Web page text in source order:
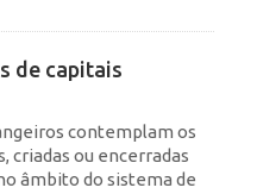
de capitais
contemplam os
criadas ou encerradas
âmbito do sistema de